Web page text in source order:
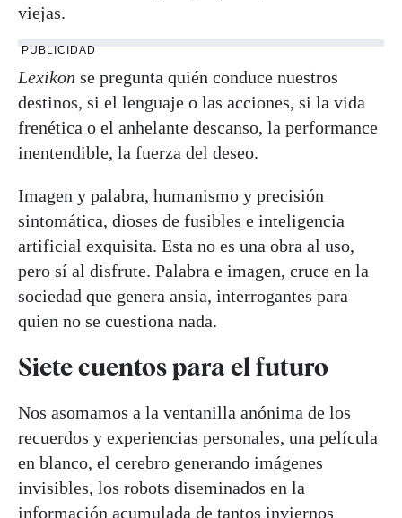
viejas.
PUBLICIDAD
Lexikon se pregunta quién conduce nuestros
destinos, si el lenguaje o las acciones, si la vida
frenética o el anhelante descanso, la performance
inentendible, la fuerza del deseo.
Imagen y palabra, humanismo y precisión
sintomática, dioses de fusibles e inteligencia
artificial exquisita. Esta no es una obra al uso,
pero sí al disfrute. Palabra e imagen, cruce en la
sociedad que genera ansia, interrogantes para
quien no se cuestiona nada.
Siete cuentos para el futuro
Nos asomamos a la ventanilla anónima de los
recuerdos y experiencias personales, una película
en blanco, el cerebro generando imágenes
invisibles, los robots diseminados en la
información acumulada de tantos inviernos